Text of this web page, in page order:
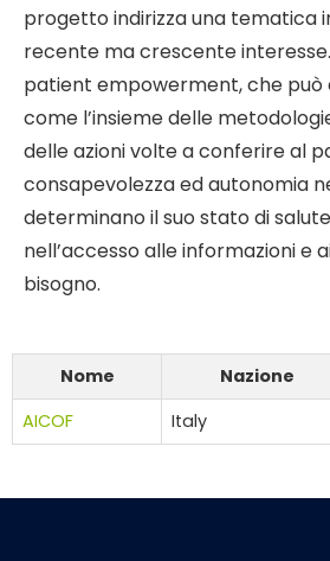
progetto indirizza una tematica
recente ma crescente
patient empowerment, che può
come l’insieme delle
delle azioni volte a conferire al
consapevolezza ed autonomia
determinano il suo stato di
nell’accesso alle informazioni e
bisogno.
Nome Nazione
AICOF
Italy